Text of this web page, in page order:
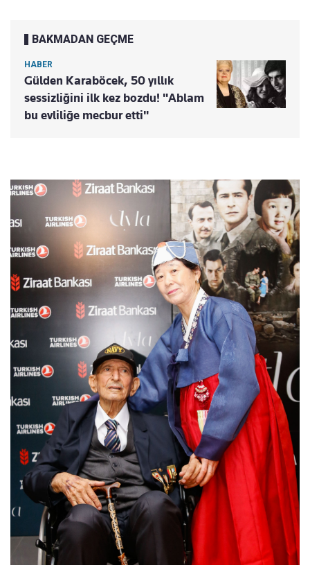
BAKMADAN GEÇME
HABER
Gülden Karaböcek, 50 yıllık
sessizliğini ilk kez bozdu! "Ablam
bu evliliğe mecbur etti"